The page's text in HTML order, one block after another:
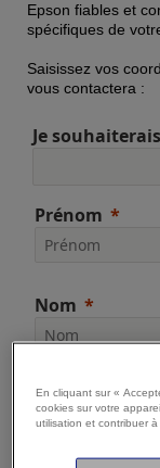
Epson fiables et
spécifiques de
Saisissez vos
vous contactera :
Je
Prénom
Nom
E-mail
En cliquant sur «
cookies sur votre
utilisation et contribuer